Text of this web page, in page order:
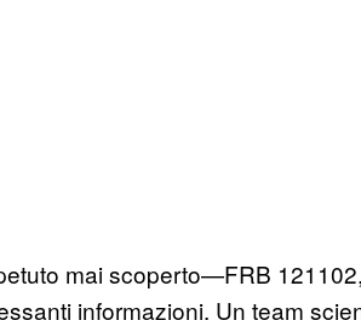
mai scoperto—FRB
informazioni. Un team